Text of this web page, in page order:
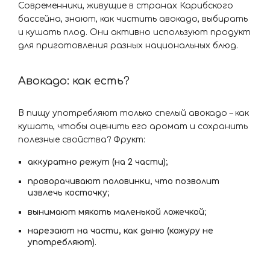
Современники, живущие в странах Карибского
бассейна, знают, как чистить авокадо, выбирать
и кушать плод. Они активно используют продукт
для приготовления разных национальных блюд.
Авокадо: как есть?
В пищу употребляют только спелый авокадо – как
кушать, чтобы оценить его аромат и сохранить
полезные свойства? Фрукт:
аккуратно режут (на 2 части);
проворачивают половинки, что позволит
извлечь косточку;
вынимают мякоть маленькой ложечкой;
нарезают на части, как дыню (кожуру не
употребляют).